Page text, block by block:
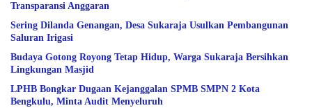
Transparansi Anggaran
Sering Dilanda Genangan, Desa Sukaraja Usulkan Pembangunan
Saluran Irigasi
Budaya Gotong Royong Tetap Hidup, Warga Sukaraja Bersihkan
Lingkungan Masjid
LPHB Bongkar Dugaan Kejanggalan SPMB SMPN 2 Kota
Bengkulu, Minta Audit Menyeluruh